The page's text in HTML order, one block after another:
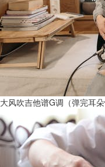
大风吹吉他谱G调（弹完耳